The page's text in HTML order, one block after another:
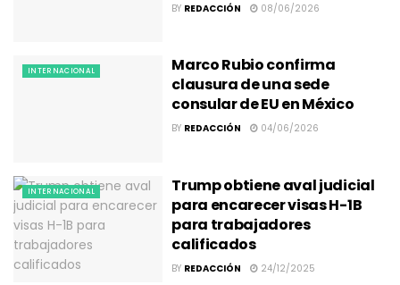
BY REDACCIÓN 08/06/2026
INTERNACIONAL
Marco Rubio confirma
clausura de una sede
consular de EU en México
BY REDACCIÓN 04/06/2026
INTERNACIONAL
Trump obtiene aval judicial
para encarecer visas H-1B
para trabajadores
calificados
BY REDACCIÓN 24/12/2025